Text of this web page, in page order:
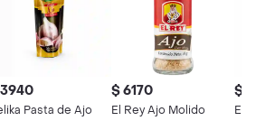
Pasta de Ajo
$ 6170
El Rey Ajo Molido
$
El